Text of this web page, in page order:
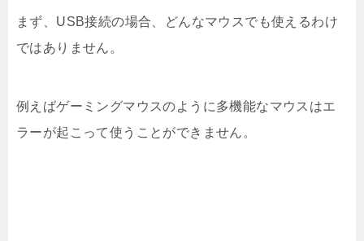
まず、USB接続の場合、どんなマウスでも使えるわけ
ではありません。
例えばゲーミングマウスのように多機能なマウスはエ
ラーが起こって使うことができません。